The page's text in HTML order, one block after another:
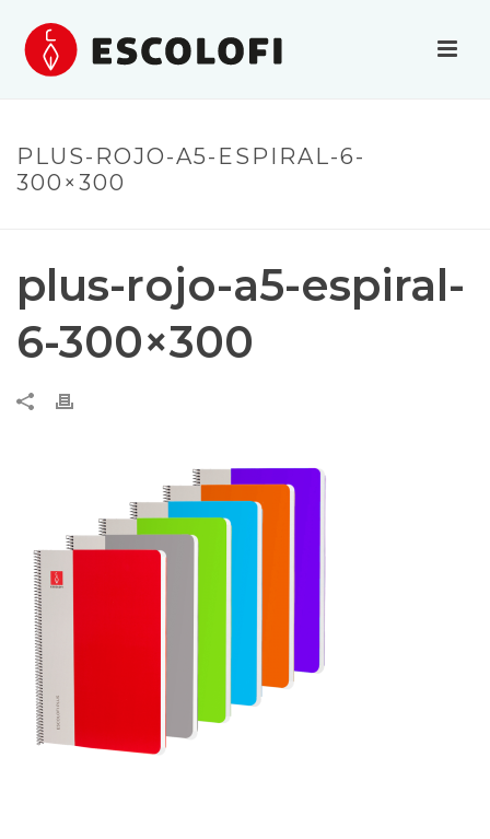
PLUS-ROJO-A5-ESPIRAL-6-
300×300
plus-rojo-a5-espiral-
6-300×300